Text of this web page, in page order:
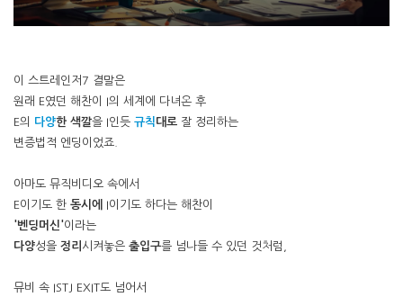
이 스트레인저7 결말은
원래 E였던 해찬이 I의 세계에 다녀온 후
E의 다양한 색깔을 I인듯 규칙대로 잘 정리하는
변증법적 엔딩이었죠.
아마도 뮤직비디오 속에서
E이기도 한 동시에
I이기도 하다는 해찬이
'벤딩머신'이라는
다양성을 정리 시켜놓은 출입구를 넘나들 수 있던 것처럼,
뮤비 속 ISTJ EXIT도 넘어서